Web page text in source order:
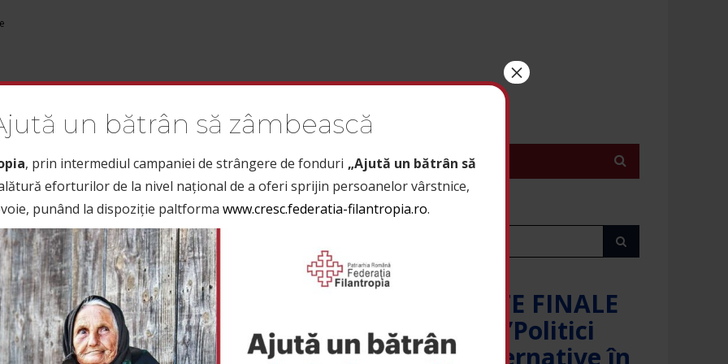
PUBLICE CURSURI ȘTIRI CONTACT CRESC INIȚIATIVA BILATERALĂ ATTN
CURS
SOCIALĂ
REZULTATE FINALE
Proiect ”Politici
publice alternative în
un bătrân să zâmbească
, prin intermediul campaniei de strângere de fonduri „Ajută un bătrân să
eforturilor de la nivel național de a oferi sprijin persoanelor vârstnice,
punând la dispoziție paltformawww.cresc.federatia-filantropia.ro.
×